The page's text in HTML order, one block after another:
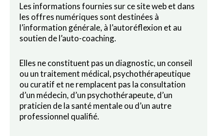
Les informations fournies sur ce site web et dans
les offres numériques sont destinées à
l’information générale, à l’autoréflexion et au
soutien de l’auto-coaching.
Elles ne constituent pas un diagnostic, un conseil
ou un traitement médical, psychothérapeutique
ou curatif et ne remplacent pas la consultation
d’un médecin, d’un psychothérapeute, d’un
praticien de la santé mentale ou d’un autre
professionnel qualifié.